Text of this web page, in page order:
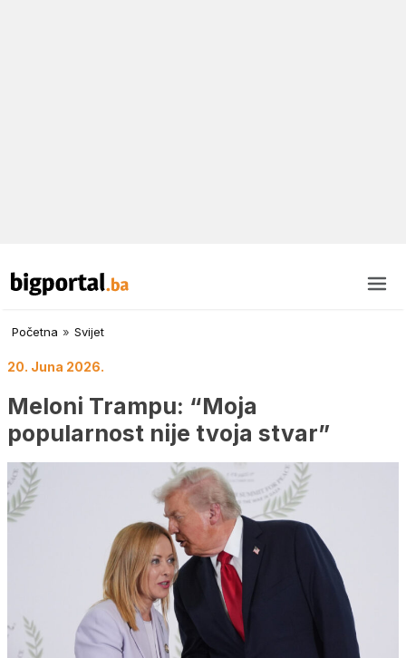
Početna » Svijet
20. Juna 2026.
Meloni Trampu: “Moja
popularnost nije tvoja stvar”